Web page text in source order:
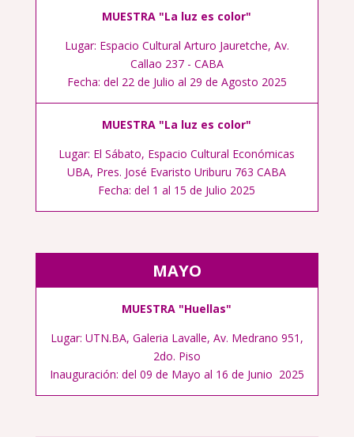
MUESTRA "La luz es color"
Lugar: Espacio Cultural Arturo Jauretche, Av.
Callao 237 - CABA
Fecha: del 22 de Julio al 29 de Agosto 2025
MUESTRA "La luz es color"
Lugar: El Sábato, Espacio Cultural Económicas
UBA, Pres. José Evaristo Uriburu 763 CABA
Fecha: del 1 al 15 de Julio 2025
MAYO
MUESTRA "Huellas"
Lugar: UTN.BA, Galeria Lavalle, Av. Medrano 951,
2do. Piso
Inauguración: del 09 de Mayo al 16 de Junio 2025